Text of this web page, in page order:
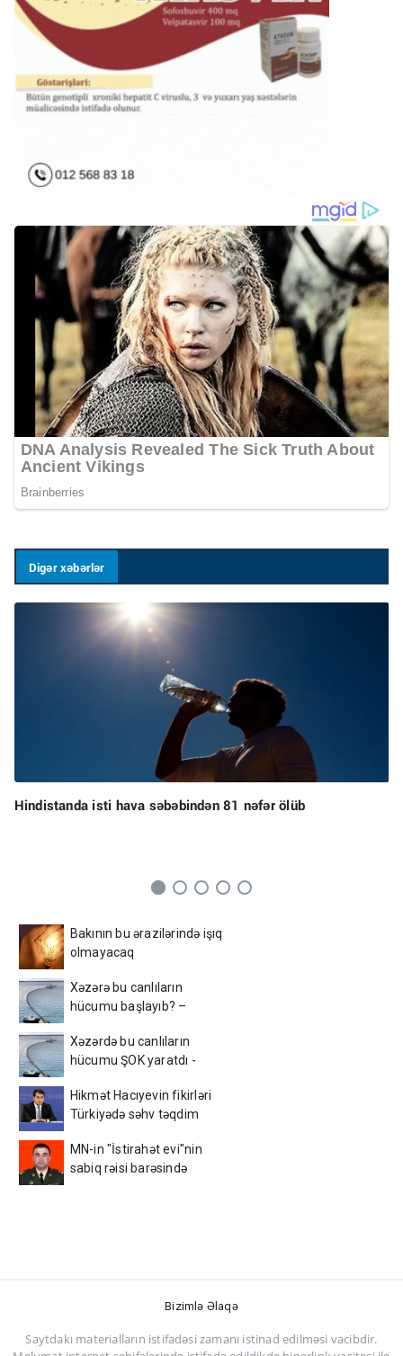
Digər xəbərlər
Hindistanda isti hava səbəbindən 81 nəfər ölüb
Bakının bu ərazilərində işıq
olmayacaq
Xəzərə bu canlıların
hücumu başlayıb? –
yaratdı / FOTO
Xəzərdə bu canlıların
hücumu ŞOK yaratdı -
Hikmət Hacıyevin fikirləri
Türkiyədə səhv təqdim
MN-in "İstirahət evi"nin
sabiq rəisi barəsində
Bizimlə Əlaqə
Saytdakı materialların istifadəsi zamanı istinad edilməsi vacibdir.